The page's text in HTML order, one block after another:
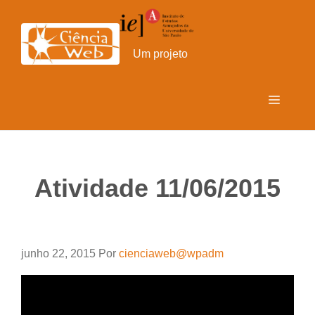
para
conteúdo
Um projeto
Menu
Atividade 11/06/2015
junho 22, 2015 Por cienciaweb@wpadm